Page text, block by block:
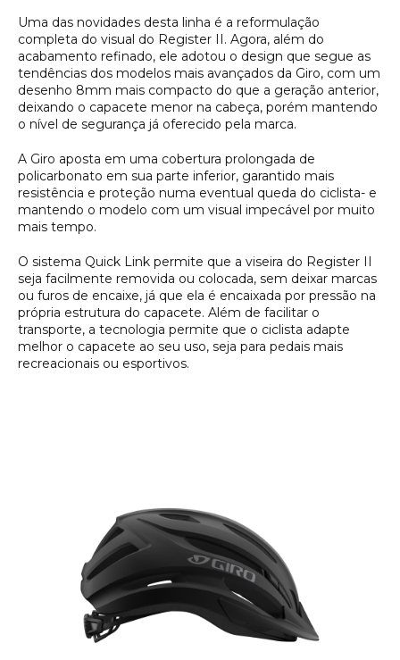
Uma das novidades desta linha é a reformulação
completa do visual do Register II. Agora, além do
acabamento refinado, ele adotou o design que segue as
tendências dos modelos mais avançados da Giro, com um
desenho 8mm mais compacto do que a geração anterior,
deixando o capacete menor na cabeça, porém mantendo
o nível de segurança já oferecido pela marca.
A Giro aposta em uma cobertura prolongada de
policarbonato em sua parte inferior, garantido mais
resistência e proteção numa eventual queda do ciclista- e
mantendo o modelo com um visual impecável por muito
mais tempo.
O sistema Quick Link permite que a viseira do Register II
seja facilmente removida ou colocada, sem deixar marcas
ou furos de encaixe, já que ela é encaixada por pressão na
própria estrutura do capacete. Além de facilitar o
transporte, a tecnologia permite que o ciclista adapte
melhor o capacete ao seu uso, seja para pedais mais
recreacionais ou esportivos.